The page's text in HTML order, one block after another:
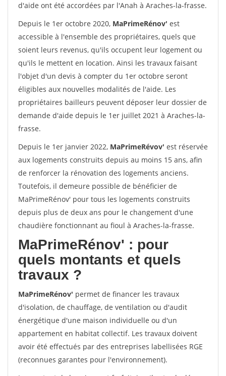
d'aide ont été accordées par l'Anah à Araches-la-frasse.
Depuis le 1er octobre 2020, MaPrimeRénov' est
accessible à l'ensemble des propriétaires, quels que
soient leurs revenus, qu'ils occupent leur logement ou
qu'ils le mettent en location. Ainsi les travaux faisant
l'objet d'un devis à compter du 1er octobre seront
éligibles aux nouvelles modalités de l'aide. Les
propriétaires bailleurs peuvent déposer leur dossier de
demande d'aide depuis le 1er juillet 2021 à Araches-la-
frasse.
Depuis le 1er janvier 2022, MaPrimeRévov' est réservée
aux logements construits depuis au moins 15 ans, afin
de renforcer la rénovation des logements anciens.
Toutefois, il demeure possible de bénéficier de
MaPrimeRénov' pour tous les logements construits
depuis plus de deux ans pour le changement d'une
chaudière fonctionnant au fioul à Araches-la-frasse.
MaPrimeRénov' : pour
quels montants et quels
travaux ?
MaPrimeRénov' permet de financer les travaux
d'isolation, de chauffage, de ventilation ou d'audit
énergétique d'une maison individuelle ou d'un
appartement en habitat collectif. Les travaux doivent
avoir été effectués par des entreprises labellisées RGE
(reconnues garantes pour l'environnement).